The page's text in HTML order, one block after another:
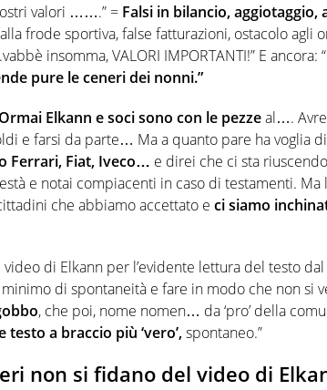
valori …….” = Falsi in bilancio, aggiotaggio,
frode sportiva, false fatturazioni, ostacolo agli
insomma, VALORI IMPORTANTI!” E ancora:
pure le ceneri dei nonni.”
Ormai Elkann e soci sono con le pezzeal….
e farsi da parte… Ma a quanto pare ha voglia
Ferrari, Fiat, Iveco… e direi che ci sta
e notai compiacenti in caso di testamenti. Ma
che abbiamo accettato e ci siamo
video di Elkann per l’evidente lettura del testo
di spontaneità e fare in modo che non si
, che poi, nome nomen… da ‘pro’ della
a braccio più ‘vero’,spontaneo.”
non si fidano del video di